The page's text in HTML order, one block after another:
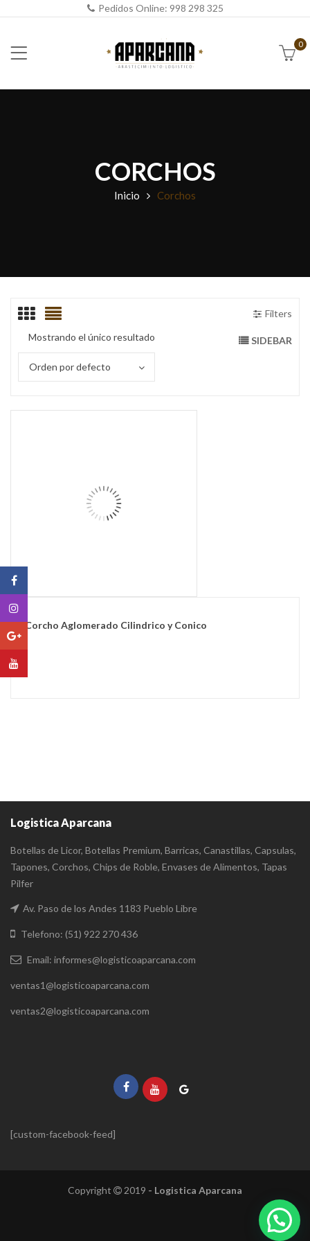
Pedidos Online: 998 298 325
0
CORCHOS
Inicio Corchos
Botella 187 Tapa Pilfer
Filters
Mostrando el único resultado
SIDEBAR
Orden por defecto
Corcho Aglomerado Cilindrico y Conico
Logistica Aparcana
Botellas de Licor, Botellas Premium, Barricas, Canastillas, Capsulas,
Tapones, Corchos, Chips de Roble, Envases de Alimentos, Tapas
Pilfer
Av. Paso de los Andes 1183 Pueblo Libre
Telefono: (51) 922 270 436
Email: informes@logisticoaparcana.com
ventas1@logisticoaparcana.com
ventas2@logisticoaparcana.com
[custom-facebook-feed]
Copyright 2019 - Logistica Aparcana